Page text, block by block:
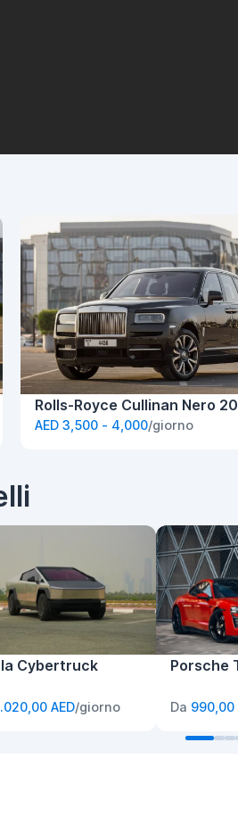
Rolls-Royce Cullinan Nero
AED 3,500 - 4,000/giorno
Cybertruck
AED/giorno
Porsche
Da 990,00